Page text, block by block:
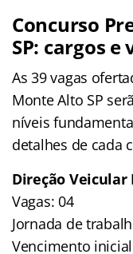
Concurso
SP: cargos e
As 39 vagas
Monte Alto SP
níveis
detalhes de cada
Direção Veicular
Vagas: 04
Jornada de
Vencimento